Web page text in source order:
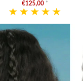
€125,00 *